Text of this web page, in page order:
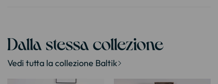
Dalla stessa collezione
Vedi tutta la collezione Baltik